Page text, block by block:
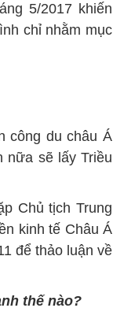
5/2017 khiến
chỉ nhằm mục
công du châu Á
nữa sẽ lấy Triều
Chủ tịch Trung
kinh tế Châu Á
để thảo luận về
thế nào?